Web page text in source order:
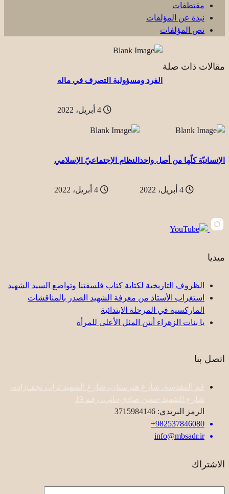
مقتطفات
نبذة عن المؤلفات
نص المؤلفات
مقالات ذات صلة
الفرد ومسؤولية التصرف في ماله
الإنسانيّة كلّها من أصل واحدالنظام الإجتماعيّ الإسلامي
ميديا
الظروف التاريخية لكتابة كتاب فلسفتنا وتواضع السيد الشهيد
استغراب الأستاذ من معرفة الشهيد الصدر بالمناقشات
الماركسية في المرحلة الابتدائية
یا بنات الزهراء أنتن المثل الأعلى للمرأة
اتصل بنا
قم المقدسة، شارع هنرستان، شارع الشهيد تراب نجف‌زاده،
شارع الشهيد حسن صادق‌خاني، رقم 19
الرمز البريدي: 3715984146
982537846080+
info@mbsadr.ir
الاشتراك